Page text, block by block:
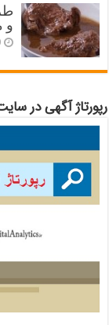
و
رپورتاژ آگهی در